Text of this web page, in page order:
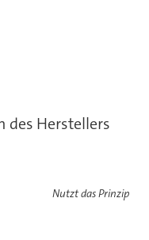
des Herstellers
Nutzt das Prinzip